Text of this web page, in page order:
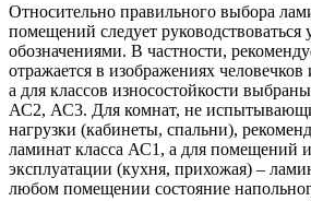
Относительно правильного выбора
помещений следует руководствоваться
обозначениями. В частности,
отражается в изображениях
а для классов износостойкости
АС2, АС3. Для комнат, не
нагрузки (кабинеты, спальни),
ламинат класса АС1, а для помещений
эксплуатации (кухня, прихожая) –
любом помещении состояние